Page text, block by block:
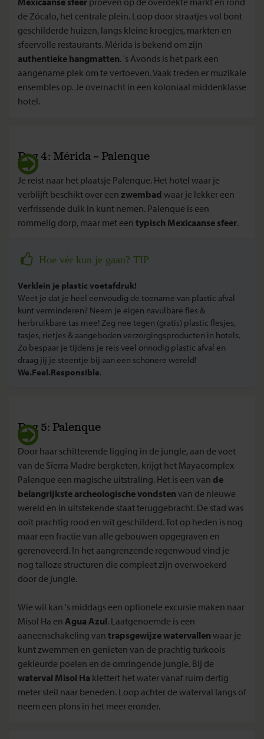
de Zócalo, het centrale plein. Loop door straatjes vol bont
geschilderde huizen, langs kleine kroegjes, markten en
sfeervolle restaurants. Mérida is bekend om zijn
authentieke hangmatten. 's Avonds is het park een
aangename plek om te vertoeven. Vaak treden er muzikale
ensembles op. Je overnacht in een koloniaal middenklasse
hotel.
Dag 4: Mérida – Palenque
Je reist naar het plaatsje Palenque. Het hotel waar je
verblijft beschikt over een zwembad waar je lekker een
verfrissende duik in kunt nemen. Palenque is een
rommelig dorp, maar met een typisch Mexicaanse sfeer.
Hoe vér kun je gaan? TIP
Verklein je plastic voetafdruk!
Weet je dat je heel eenvoudig de toename van plastic afval
kunt verminderen? Neem je eigen navulbare fles &
herbruikbare tas mee! Zeg nee tegen (gratis) plastic flesjes,
tasjes, rietjes & aangeboden verzorgingsproducten in hotels.
Zo bespaar je tijdens je reis veel onnodig plastic afval en
draag jij je steentje bij aan een schonere wereld!
We.Feel.Responsible.
Dag 5: Palenque
Door haar schitterende ligging in de jungle, aan de voet
van de Sierra Madre bergketen, krijgt het Mayacomplex
Palenque een magische uitstraling. Het is een van de
belangrijkste archeologische vondsten van de nieuwe
wereld en in uitstekende staat teruggebracht. De stad was
ooit prachtig rood en wit geschilderd. Tot op heden is nog
maar een fractie van alle gebouwen opgegraven en
gerenoveerd. In het aangrenzende regenwoud vind je
nog talloze structuren die compleet zijn overwoekerd
door de jungle.
Wie wil kan 's middags een optionele excursie maken naar
Misol Ha en Agua Azul. Laatgenoemde is een
aaneenschakeling van trapsgewijze watervallen waar je
kunt zwemmen en genieten van de prachtig turkoois
gekleurde poelen en de omringende jungle. Bij de
waterval Misol Ha klettert het water vanaf ruim dertig
meter steil naar beneden. Loop achter de waterval langs of
neem een plons in het meer eronder.